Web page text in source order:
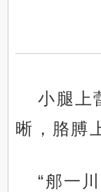
小腿上
晰，胳膊
“郍一